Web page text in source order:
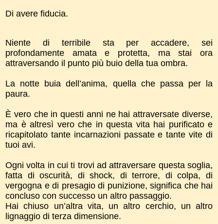
Di avere fiducia.
Niente di terribile sta per accadere, sei
profondamente amata e protetta, ma stai ora
attraversando il punto più buio della tua ombra.
La notte buia dell’anima, quella che passa per la
paura.
È vero che in questi anni ne hai attraversate diverse,
ma è altresì vero che in questa vita hai purificato e
ricapitolato tante incarnazioni passate e tante vite di
tuoi avi.
Ogni volta in cui ti trovi ad attraversare questa soglia,
fatta di oscurità, di shock, di terrore, di colpa, di
vergogna e di presagio di punizione, significa che hai
concluso con successo un altro passaggio.
Hai chiuso un’altra vita, un altro cerchio, un altro
lignaggio di terza dimensione.